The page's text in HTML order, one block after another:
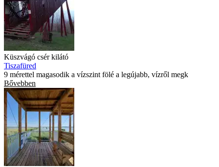
Küszvágó csér kilátó
Tiszafüred
9 mérettel magasodik a vízszint fölé a legújabb, vízről megk
Bővebben